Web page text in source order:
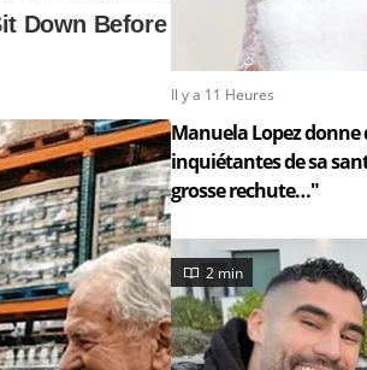
Il y a 11 Heures
Manuela Lopez donne
inquiétantes de sa
grosse rechute…"
2 min